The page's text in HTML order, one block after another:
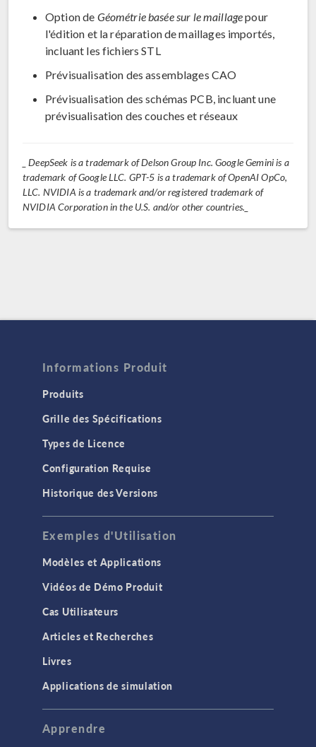
Option de Géométrie basée sur le maillagepour
l'édition et la réparation de maillages importés,
incluant les fichiers STL
Prévisualisation des assemblages CAO
Prévisualisation des schémas PCB, incluant une
prévisualisation des couches et réseaux
_ DeepSeek is a trademark of Delson Group Inc. Google Gemini is a
trademark of Google LLC. GPT-5 is a trademark of OpenAI OpCo,
LLC. NVIDIA is a trademark and/or registered trademark of
NVIDIA Corporation in the U.S. and/or other countries._
Informations Produit
Produits
Grille des Spécifications
Types de Licence
Configuration Requise
Historique des Versions
Exemples d'Utilisation
Modèles et Applications
Vidéos de Démo Produit
Cas Utilisateurs
Articles et Recherches
Livres
Applications de simulation
Apprendre